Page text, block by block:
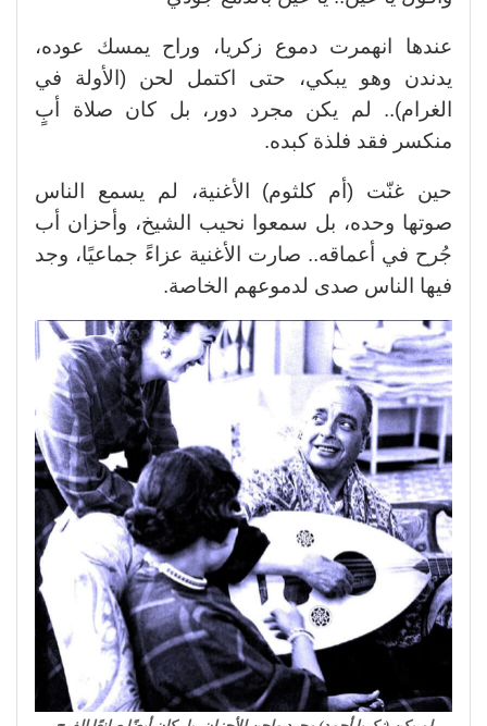
عندها انهمرت دموع زكريا، وراح يمسك عوده،
يدندن وهو يبكي، حتى اكتمل لحن (الأولة في
الغرام).. لم يكن مجرد دور، بل كان صلاة أبٍ
منكسر فقد فلذة كبده.
حين غنّت (أم كلثوم) الأغنية، لم يسمع الناس
صوتها وحده، بل سمعوا نحيب الشيخ، وأحزان أب
جُرح في أعماقه.. صارت الأغنية عزاءً جماعيًا، وجد
فيها الناس صدى لدموعهم الخاصة.